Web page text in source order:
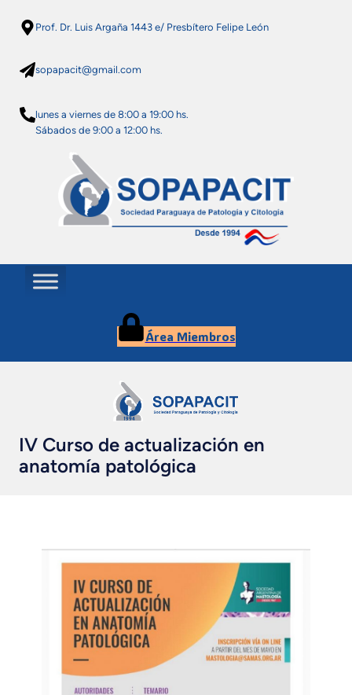
Prof. Dr. Luis Argaña 1443 e/ Presbítero Felipe León
sopapacit@gmail.com
lunes a viernes de 8:00 a 19:00 hs.
Sábados de 9:00 a 12:00 hs.
Área Miembros
IV Curso de actualización en
anatomía patológica